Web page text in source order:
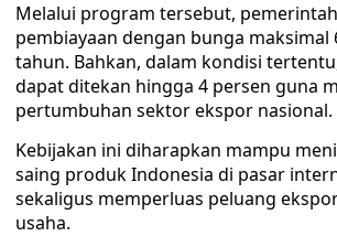
Melalui program tersebut,
pembiayaan dengan bunga maksimal
tahun. Bahkan, dalam kondisi
dapat ditekan hingga 4 persen guna
pertumbuhan sektor ekspor nasional.
Kebijakan ini diharapkan mampu
saing produk Indonesia di pasar
sekaligus memperluas peluang
usaha.